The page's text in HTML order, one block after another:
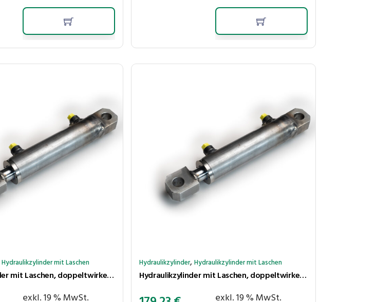
Hydraulikzylinder mit Laschen
Hydraulikzylinder mit Laschen, doppeltwirkend, Hub 450 mm, Kolben ⌀40 mm, Stange ⌀25 mm
exkl. 19 % MwSt.
Hydraulikzylinder,Hydraulikzylinder mit Laschen
Hydraulikzylinder mit Laschen, doppeltwirkend, Hub 400 mm, Kolben ⌀40 mm, Stange ⌀25 mm
exkl. 19 % MwSt.